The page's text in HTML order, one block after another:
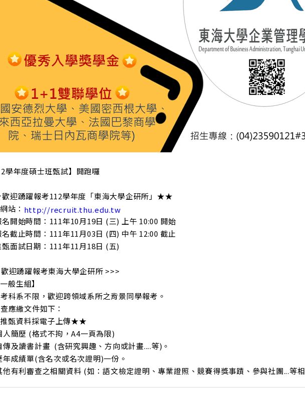
學年度碩士班甄試】開跑囉
迎踴躍報考112學年度「東海大學企研所」★★
站： http://recruit.thu.edu.tw
開始時間：111年10月19日 (三) 上午 10:00 開始
截止時間：111年11月03日 (四) 中午 12:00 截止
面試日期：111年11月18日 (五)
迎踴躍報考東海大學企研所 >>>
般生組】
科系不限，歡迎跨領域系所之背景同學報考。
應繳文件如下：
甄資料採電子上傳★★
人簡歷 (格式不拘，A4一頁為限)
傳及讀書計畫 (含研究興趣、方向或計畫....等)。
年成績單(含名次或名次證明)一份。
他有利審查之相關資料 (如：語文檢定證明、專業證照、競賽得獎事蹟、參與社團...等